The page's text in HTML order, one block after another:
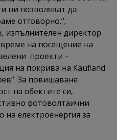
ни позволяват да
отговорно.“,
изпълнителен директор
на посещение на
проекти –
на покрива на Кaufland
За повишаване
на обектите си,
фотоволтаични
на електроенергия за